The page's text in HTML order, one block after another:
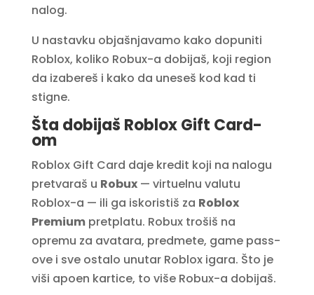
nalog.
U nastavku objašnjavamo kako dopuniti
Roblox, koliko Robux-a dobijaš, koji region
da izabereš i kako da uneseš kod kad ti
stigne.
Šta dobijaš Roblox Gift Card-
om
Roblox Gift Card daje kredit koji na nalogu
pretvaraš u Robux— virtuelnu valutu
Roblox-a — ili ga iskoristiš za Roblox
Premiumpretplatu. Robux trošiš na
opremu za avatara, predmete, game pass-
ove i sve ostalo unutar Roblox igara. Što je
viši apoen kartice, to više Robux-a dobijaš.